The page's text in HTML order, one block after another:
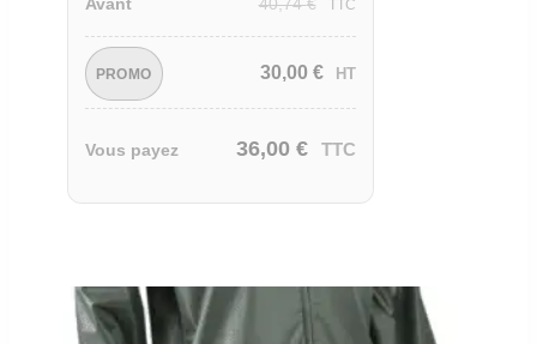
Avant 40,74€ TTC
PROMO 30,00 € HT
Vous payez 36,00 € TTC